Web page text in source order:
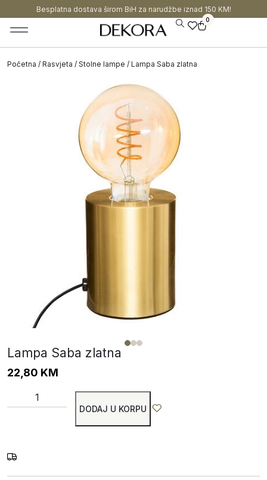
Besplatna dostava širom BiH za narudžbe iznad 150 KM!
0
Početna / Rasvjeta / Stolne lampe / Lampa Saba zlatna
Lampa Saba zlatna
22,80 KM
DODAJ U KORPU